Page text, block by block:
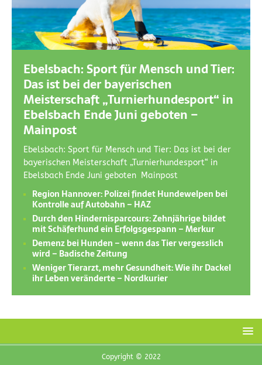
Ebelsbach: Sport für Mensch und Tier:
Das ist bei der bayerischen
Meisterschaft „Turnierhundesport“ in
Ebelsbach Ende Juni geboten –
Mainpost
Ebelsbach: Sport für Mensch und Tier: Das ist bei der
bayerischen Meisterschaft „Turnierhundesport“ in
Ebelsbach Ende Juni geboten Mainpost
Region Hannover: Polizei findet Hundewelpen bei
Kontrolle auf Autobahn – HAZ
Durch den Hindernisparcours: Zehnjährige bildet
mit Schäferhund ein Erfolgsgespann – Merkur
Demenz bei Hunden – wenn das Tier vergesslich
wird – Badische Zeitung
Weniger Tierarzt, mehr Gesundheit: Wie ihr Dackel
ihr Leben veränderte – Nordkurier
Copyright © 2022